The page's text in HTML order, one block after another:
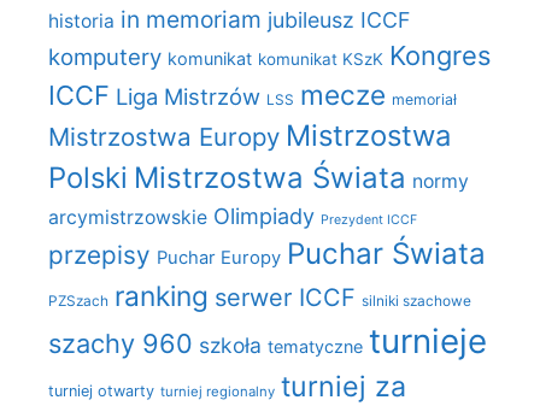
historia in memoriam jubileusz ICCF
komputery komunikat komunikat KSzK Kongres
ICCF Liga Mistrzów LSS mecze memoriał
Mistrzostwa Europy Mistrzostwa
Polski Mistrzostwa Świata normy
arcymistrzowskie Olimpiady Prezydent ICCF
przepisy Puchar Europy Puchar Świata
PZSzach ranking serwer ICCF silniki szachowe
szachy 960 szkoła tematyczne turnieje
turniej otwarty turniej regionalny turniej za